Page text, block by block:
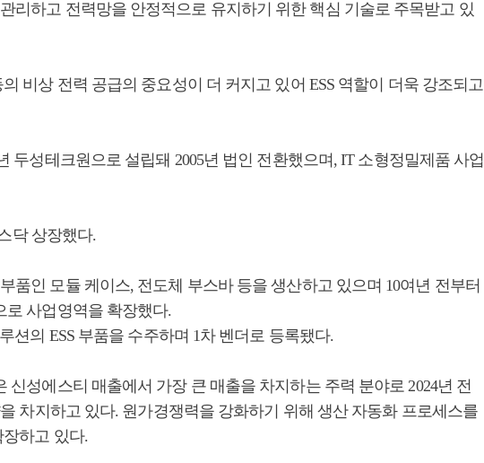
리하고 전력망을 안정적으로 유지하기 위한 핵심 기술로 주목받고 있
비상 전력 공급의 중요성이 더 커지고 있어 ESS 역할이 더욱 강조되고
두성테크원으로 설립돼 2005년 법인 전환했으며, IT 소형정밀제품 사업
닥 상장했다.
품인 모듈 케이스, 전도체 부스바 등을 생산하고 있으며 10여년 전부터
로 사업영역을 확장했다.
션의 ESS 부품을 수주하며 1차 벤더로 등록됐다.
신성에스티 매출에서 가장 큰 매출을 차지하는 주력 분야로 2024년 전
차지하고 있다. 원가경쟁력을 강화하기 위해 생산 자동화 프로세스를
하고 있다.